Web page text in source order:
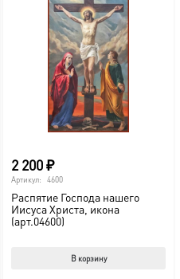
2 200₽
Артикул: 4600
Распятие Господа нашего
Иисуса Христа, икона
(арт.04600)
В корзину